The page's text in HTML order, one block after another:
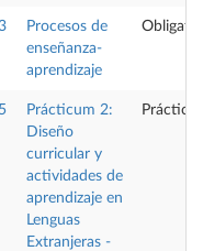
Procesos de
enseñanza-
aprendizaje
Prácticum 2:
Diseño
curricular y
actividades de
aprendizaje en
Lenguas
Extranjeras -